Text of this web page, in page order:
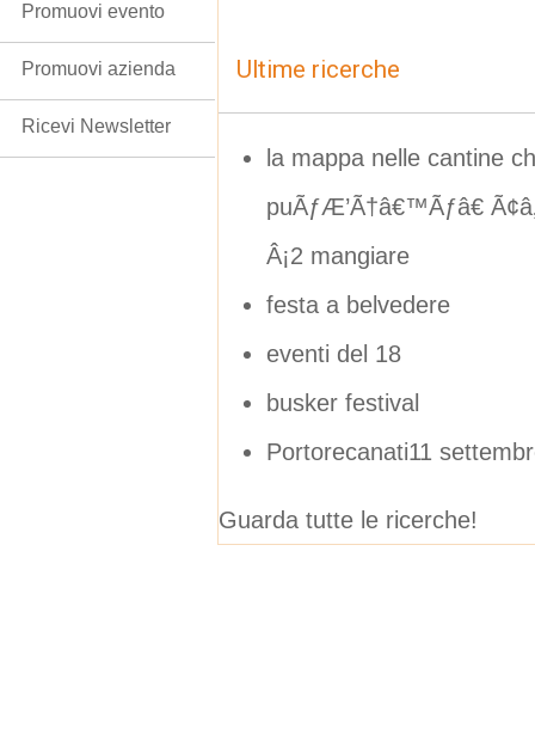
Ultime ricerche
la mappa nelle cantine
puÃƒÆ’Ã†â€™Ãƒâ€
Â¡2 mangiare
festa a belvedere
eventi del 18
busker festival
Portorecanati11
Guarda tutte le ricerche!
Promuovi evento
Promuovi azienda
Ricevi Newsletter